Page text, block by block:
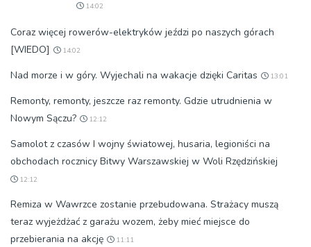
14:02
Coraz więcej rowerów-elektryków jeździ po naszych górach
[WIEDO]
14:02
Nad morze i w góry. Wyjechali na wakacje dzięki Caritas 13:01
Remonty, remonty, jeszcze raz remonty. Gdzie utrudnienia w
Nowym Sączu?
12:12
Samolot z czasów I wojny światowej, husaria, legioniści na
obchodach rocznicy Bitwy Warszawskiej w Woli Rzędzińskiej
12:12
Remiza w Wawrzce zostanie przebudowana. Strażacy muszą
teraz wyjeżdżać z garażu wozem, żeby mieć miejsce do
przebierania na akcję
11:11